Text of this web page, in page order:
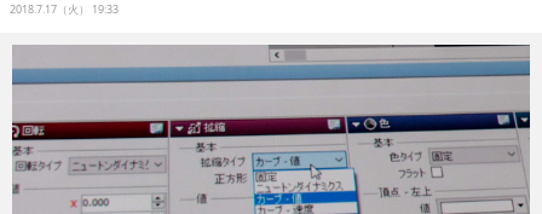
連載
イベント/セミナー
eスポーツ
2018.7.17（火） 19:33